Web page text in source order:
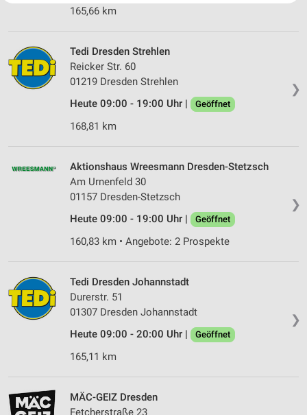
165,66 km
❯
Tedi Dresden Strehlen
Reicker Str. 60
01219 Dresden Strehlen
Heute 09:00 - 19:00 Uhr |
Geöffnet
168,81 km
❯
Aktionshaus Wreesmann Dresden-Stetzsch
Am Urnenfeld 30
01157 Dresden-Stetzsch
Heute 09:00 - 19:00 Uhr |
Geöffnet
160,83 km • Angebote: 2 Prospekte
❯
Tedi Dresden Johannstadt
Durerstr. 51
01307 Dresden Johannstadt
Heute 09:00 - 20:00 Uhr |
Geöffnet
165,11 km
MÄC-GEIZ Dresden
Website/App.
IAB-Verarbeitungszwecke:
Speichern von oder Zugriff auf Informationen
auf einem Endgerät
Verwendung reduzierter Daten zur Auswahl von
Werbeanzeigen
Erstellung von Profilen für personalisierte
Werbung
Verwendung von Profilen zur Auswahl
Erstellung von Profilen zur Personalisierung
Verwendung von Profilen zur Auswahl
personalisierter Inhalte
Messung der Werbeleistung
Quellen